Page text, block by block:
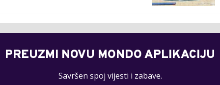
PREUZMI NOVU MONDO APLIKACIJU
Savršen spoj vijesti i zabave.